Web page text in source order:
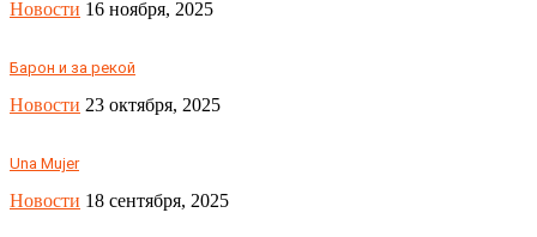
Новости 16 ноября, 2025
Барон и за рекой
Новости 23 октября, 2025
Una Mujer
Новости 18 сентября, 2025